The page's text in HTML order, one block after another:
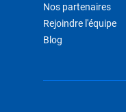
Nos partenaires
Rejoindre l'équipe
Blog